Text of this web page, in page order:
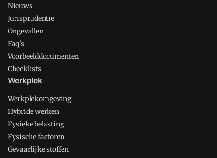
Nieuws
Jurisprudentie
Ongevallen
Faq's
Voorbeelddocumenten
Checklists
Werkplek
Werkplekomgeving
Hybride werken
Fysieke belasting
Fysische factoren
Gevaarlijke stoffen